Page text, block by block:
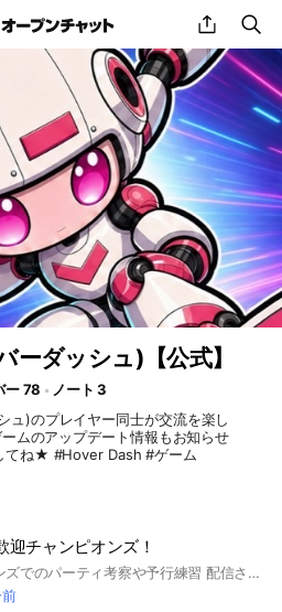
share
ーダッシュ)【公式】
ー 78
ノート 3
ュ)のプレイヤー同士が交流を楽し
ムのアップデート情報もお知らせ
てね★ #Hover Dash #ゲーム
迎チャンピオンズ！
ここはチャンピオンズでのパーティ考察や予行練習 配信されてからはお試しやアドバイスなどをするオープンチャットです 初心者やエンジョイ勢対戦をチャンピオンズからやろうと思ってる人誰でも大歓迎 禁止事項は エロ・グロ画像の投下、特定のパーティや構築・人物へのヘイトスピーチ、行きすぎた暴言や他の人が不快になる言葉、詐欺やクレクレ、病んでる発言、かまちょ発言などを禁止します エロ・グロ画像を投下した場合は問答無用でキックその他のルール違反は一度注意した後もう一度やったらキックとなります これらをしなければ基本的に←これ大事 何をしてもOKです雑談でも相談でも チャンピオンズと書いてありますがSVや剣盾での対戦もOKです #ポケモン#ポケモンチャンピオンズ #チャンピオンズ #対戦 #ポケモンSV #ポケモン剣盾